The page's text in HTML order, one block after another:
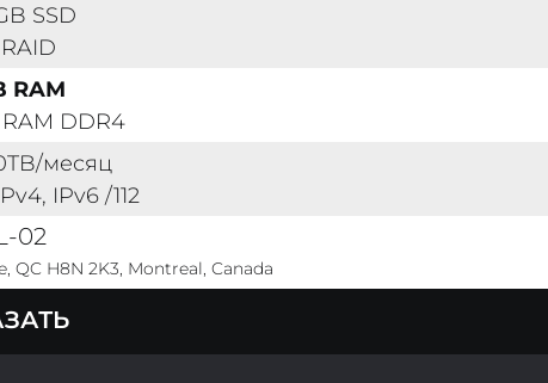
SSD
RAM
DDR4
месяц
IPv6 /112
02
QC H8N 2K3, Montreal, Canada